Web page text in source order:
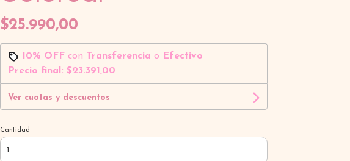
$25.990,00
10% OFFcon Transferencia o
Efectivo
Precio final: $23.391,00
Ver cuotas y descuentos
Cantidad